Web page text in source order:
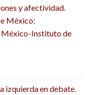
y afectividad.
México:
México-Instituto de
izquierda en debate.